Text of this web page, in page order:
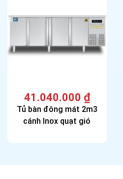
Tủ bàn đông mát 2m3
cánh Inox quạt gió
41.040.000 ₫